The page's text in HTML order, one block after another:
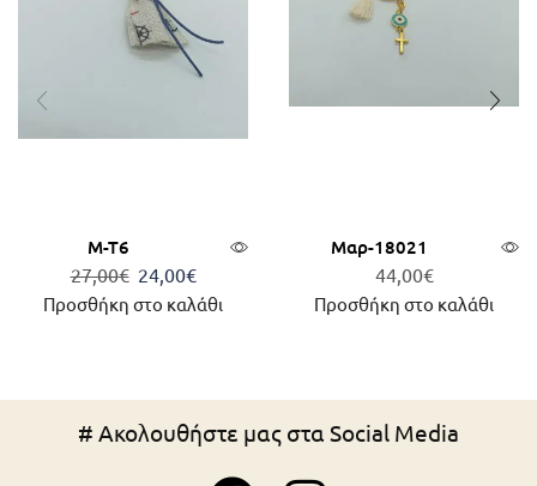
Μ-Τ6
27,00€ 24,00€
Προσθήκη στο καλάθι
Μαρ-18021
44,00€
Προσθήκη στο καλάθι
# Ακολουθήστε μας στα Social Media